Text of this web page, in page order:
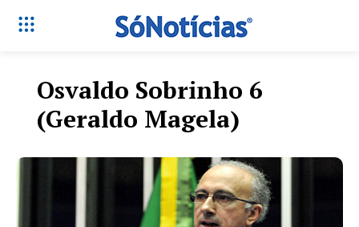
Osvaldo Sobrinho 6
(Geraldo Magela)